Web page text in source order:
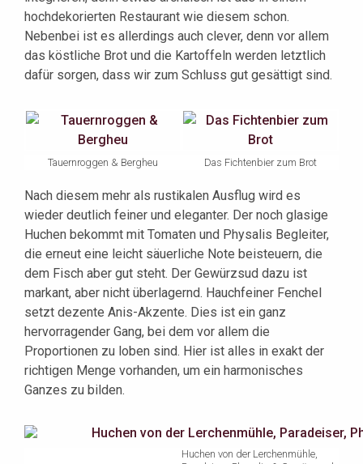
hochdekorierten Restaurant wie diesem schon.
Nebenbei ist es allerdings auch clever, denn vor allem
das köstliche Brot und die Kartoffeln werden letztlich
dafür sorgen, dass wir zum Schluss gut gesättigt sind.
Tauernroggen & Bergheu Das Fichtenbier zum Brot
Nach diesem mehr als rustikalen Ausflug wird es
wieder deutlich feiner und eleganter. Der noch glasige
Huchen bekommt mit Tomaten und Physalis Begleiter,
die erneut eine leicht säuerliche Note beisteuern, die
dem Fisch aber gut steht. Der Gewürzsud dazu ist
markant, aber nicht überlagernd. Hauchfeiner Fenchel
setzt dezente Anis-Akzente. Dies ist ein ganz
hervorragender Gang, bei dem vor allem die
Proportionen zu loben sind. Hier ist alles in exakt der
richtigen Menge vorhanden, um ein harmonisches
Ganzes zu bilden.
Huchen von der Lerchenmühle,